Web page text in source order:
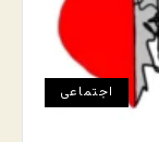
اجتماعی